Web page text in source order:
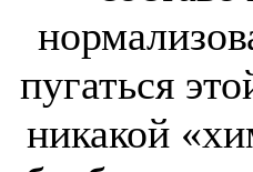
пугаться
никакой